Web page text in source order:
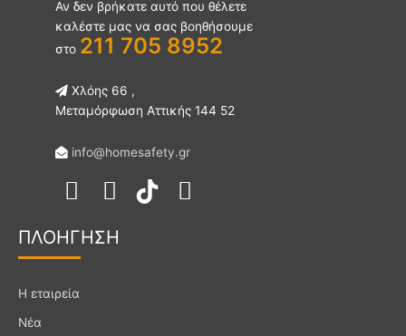
Αν δεν βρήκατε αυτό που θέλετε
καλέστε μας να σας βοηθήσουμε
στο 211 705 8952
Χλόης 66 ,
Μεταμόρφωση Αττικής 144 52
info@homesafety.gr
a
c
e
n
ΠΛΟΗΓΗΣΗ
Η εταιρεία
Νέα